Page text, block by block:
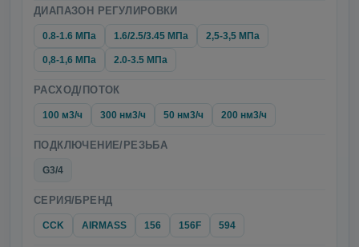
ДИАПАЗОН РЕГУЛИРОВКИ
0.8-1.6 МПа 1.6/2.5/3.45 МПа 2,5-3,5 МПа
0,8-1,6 МПа 2.0-3.5 МПа
РАСХОД/ПОТОК
100 м3/ч 300 нм3/ч 50 нм3/ч 200 нм3/ч
ПОДКЛЮЧЕНИЕ/РЕЗЬБА
G3/4
СЕРИЯ/БРЕНД
CCK AIRMASS 156 156F 594